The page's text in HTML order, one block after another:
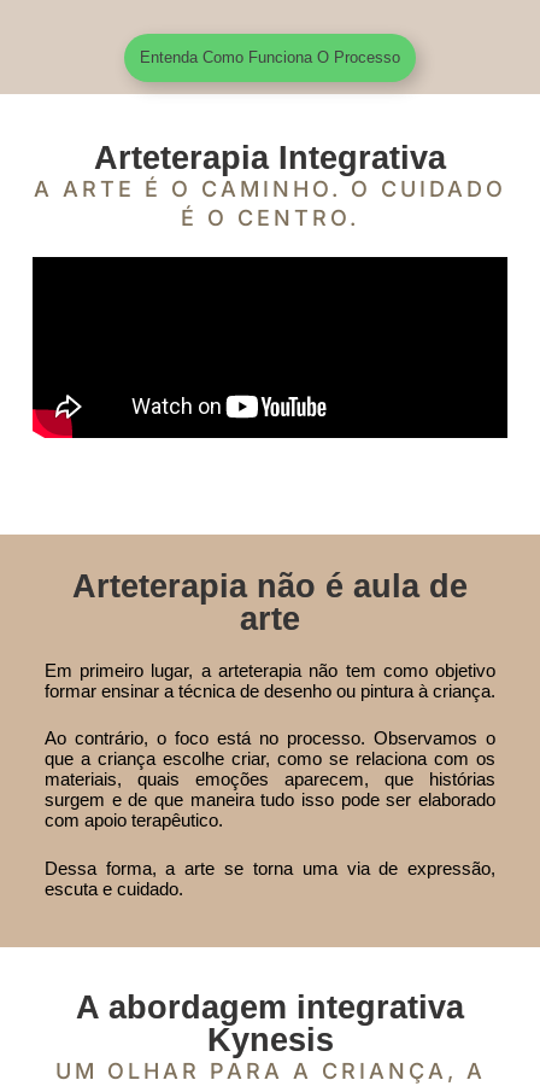
Entenda Como Funciona O Processo
Arteterapia Integrativa
A ARTE É O CAMINHO. O CUIDADO
É O CENTRO.
Arteterapia não é aula de
arte
Em primeiro lugar, a arteterapia não tem como objetivo
formar ensinar a técnica de desenho ou pintura à criança.
Ao contrário, o foco está no processo. Observamos o
que a criança escolhe criar, como se relaciona com os
materiais, quais emoções aparecem, que histórias
surgem e de que maneira tudo isso pode ser elaborado
com apoio terapêutico.
Dessa forma, a arte se torna uma via de expressão,
escuta e cuidado.
A abordagem integrativa
Kynesis
UM OLHAR PARA A CRIANÇA, A